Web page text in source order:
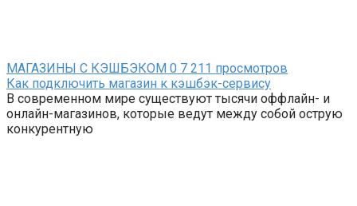
МАГАЗИНЫ С КЭШБЭКОМ 0 7 211 просмотров
Как подключить магазин к кэшбэк-сервису
В современном мире существуют тысячи оффлайн- и
онлайн-магазинов, которые ведут между собой острую
конкурентную